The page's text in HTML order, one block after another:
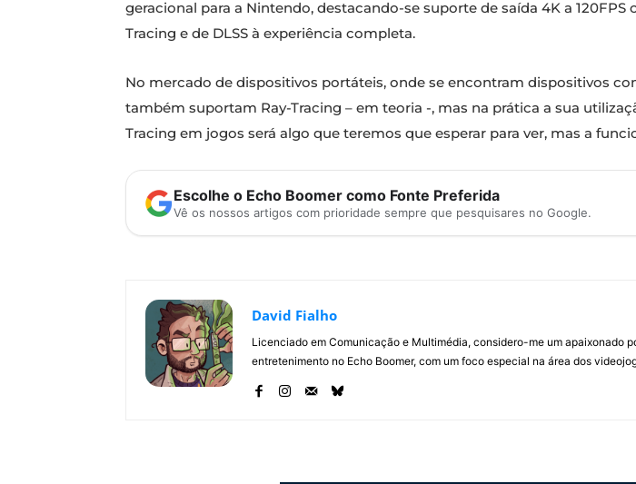
geracional para a Nintendo, destacando-se suporte de saída 4K a
Tracing e de DLSS à experiência completa.
No mercado de dispositivos portáteis, onde se encontram dispositivos
também suportam Ray-Tracing – em teoria -, mas na prática a sua
Tracing em jogos será algo que teremos que esperar para ver, mas a
Escolhe o Echo Boomer como Fonte Preferida
Vê os nossos artigos com prioridade sempre que pesquisares no Google.
David Fialho
Licenciado em Comunicação e Multimédia, considero-me um apaixonado
entretenimento no Echo Boomer, com um foco especial na área dos